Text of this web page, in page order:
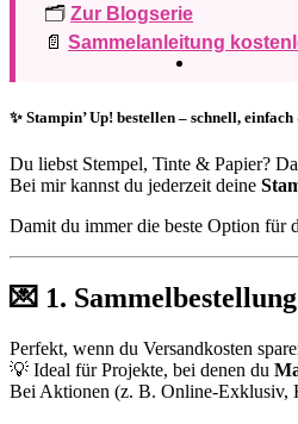
🗂️ Zur Blogserie
📄 Sammelanleitung
✨ Stampin’ Up! bestellen – schnell,
Du liebst Stempel, Tinte & Papier?
Bei mir kannst du jederzeit deine
Damit du immer die beste Option für
💌 1.
Perfekt, wenn du Versandkosten
💡 Ideal für Projekte, bei denen du
Bei Aktionen (z. B. Online-Exklusiv,